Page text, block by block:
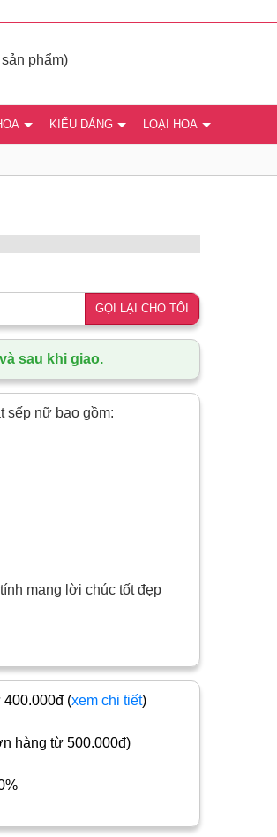
sản phẩm)
KIỂU DÁNG LOẠI HOA
GỌI LẠI CHO TÔI
sau khi giao.
sếp nữ bao gồm:
mang lời chúc tốt đẹp
400.000đ (xem chi tiết)
hàng từ 500.000đ)